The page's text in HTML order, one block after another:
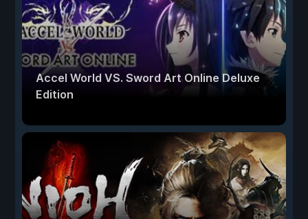
Accel World VS. Sword Art Online Deluxe
Edition